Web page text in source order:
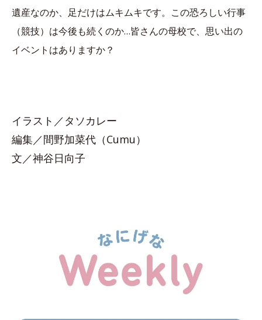
遺産なのか、足だけはムキムキです。この恐ろしい行事
（競技）は今後も続くのか…皆さんの母校で、思い出の
イベントはありますか？
イラスト／タソカレー
編集／間野加菜代（Cumu）
文／神谷日向子